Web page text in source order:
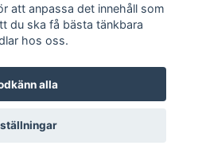
Prenumerera
Teamgear
att anpassa det innehåll som
du ska få bästa tänkbara
hos oss.
alla